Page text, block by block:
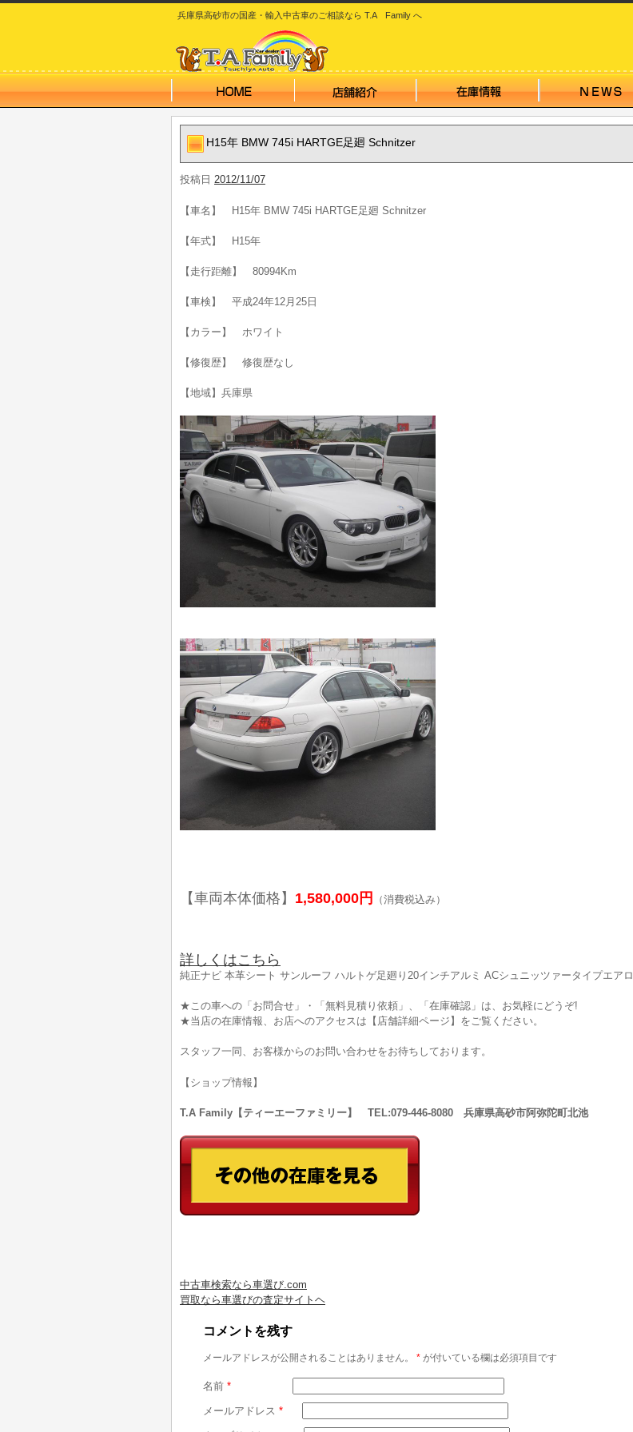
兵庫県高砂市の国産・輸入中古車のご相談なら T.A Family へ
H15年 BMW 745i HARTGE足廻 Schnitzer
投稿日 2012/11/07
【車名】 H15年 BMW 745i HARTGE足廻 Schnitzer
【年式】 H15年
【走行距離】 80994Km
【車検】 平成24年12月25日
【カラー】 ホワイト
【修復歴】 修復歴なし
【地域】兵庫県
【車両本体価格】 1,580,000円 （消費税込み）
詳しくはこちら
純正ナビ 本革シート サンルーフ ハルトゲ足廻り20インチアルミ ACシュニッツァータイプエアロ
★この車への「お問合せ」・「無料見積り依頼」、「在庫確認」は、お気軽にどうぞ!
★当店の在庫情報、お店へのアクセスは【店舗詳細ページ】をご覧ください。
スタッフ一同、お客様からのお問い合わせをお待ちしております。
【ショップ情報】
T.A Family【ティーエーファミリー】 TEL:079-446-8080 兵庫県高砂市阿弥陀町北池
中古車検索なら車選び.com
買取なら車選びの査定サイトヘ
コメントを残す
メールアドレスが公開されることはありません。 * が付いている欄は必須項目です
名前 *
メールアドレス *